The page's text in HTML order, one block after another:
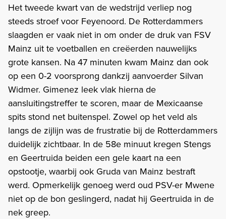
Het tweede kwart van de wedstrijd verliep nog
steeds stroef voor Feyenoord. De Rotterdammers
slaagden er vaak niet in om onder de druk van FSV
Mainz uit te voetballen en creëerden nauwelijks
grote kansen. Na 47 minuten kwam Mainz dan ook
op een 0-2 voorsprong dankzij aanvoerder Silvan
Widmer. Gimenez leek vlak hierna de
aansluitingstreffer te scoren, maar de Mexicaanse
spits stond net buitenspel. Zowel op het veld als
langs de zijlijn was de frustratie bij de Rotterdammers
duidelijk zichtbaar. In de 58e minuut kregen Stengs
en Geertruida beiden een gele kaart na een
opstootje, waarbij ook Gruda van Mainz bestraft
werd. Opmerkelijk genoeg werd oud PSV-er Mwene
niet op de bon geslingerd, nadat hij Geertruida in de
nek greep.